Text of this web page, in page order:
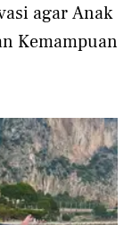
agar Anak
Kemampuan